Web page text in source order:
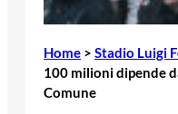
Home > Stadio Luigi
100 milioni dipende
Comune